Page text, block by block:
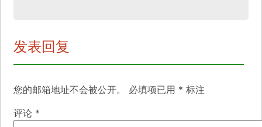
发表回复
您的邮箱地址不会被公开。 必填项已用 * 标注
评论 *